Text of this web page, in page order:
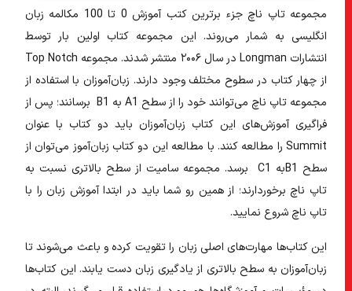
مجموعه تاپ ناچ جزء برترین کتب آموزش 0 تا 100 مکالمه زبان
انگلیسی به شمار ‌می‌روند. این مجموعه کتاب اولین بار توسط
انتشارات Longman در سال ۲۰۰۶ منتشر شدند. مجموعه Top Notch
از چهار کتاب در سطوح مختلف وجود دارند. زبان‌آموزان با استفاده از
مجموعه تاپ ناچ می‌توانند خود را از سطح A1 به B1 برسانند؛ پس از
فراگیری آموزش‌های این کتاب زبان‌آموزان باید دو کتاب با عنوان
Summit را مطالعه کنند. با مطالعه این دو کتاب زبان‌آموز می‌توان از
سطح B1به C1 برسد. مجموعه سامیت از سطح بالاتری نسبت به
تاپ ناچ برخوردارند؛ از همین رو شما باید در ابتدا آموزش زبان را با
تاپ ناچ شروع نمایید.
این کتاب‌ها مهارت‌های اصلی زبان را تقویت کرده و باعث می‌شوند تا
زبان‌آموزان به سطح بالاتری از یادگیری زبان دست یابند. این کتاب‌ها